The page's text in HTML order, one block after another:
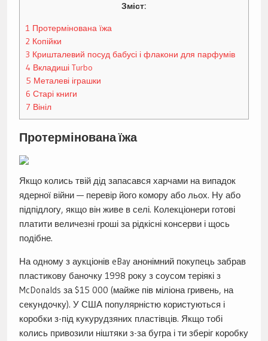
Зміст:
1 Протермінована їжа
2Копійки
3 Кришталевий посуд бабусі і флакони для парфумів
4 Вкладиші Turbo
5 Металеві іграшки
6 Старі книги
7 Вініл
Протермінована їжа
Якщо колись твій дід запасався харчами на випадок
ядерної війни — перевір його комору або льох. Ну або
підпідлогу, якщо він живе в селі. Колекціонери готові
платити величезні гроші за рідкісні консерви і щось
подібне.
На одному з аукціонів eBay анонімний покупець забрав
пластикову баночку 1998 року з соусом теріякі з
McDonalds за $15 000 (майже пів міліона гривень, на
секундочку). У США популярністю користуються і
коробки з-під кукурудзяних пластівців. Якщо тобі
колись привозили ніштяки з-за бугра і ти зберіг коробку